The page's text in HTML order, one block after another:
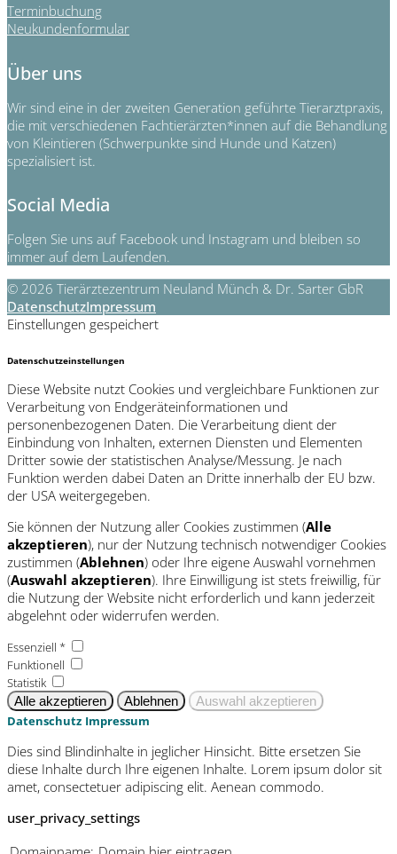
Terminbuchung
Neukundenformular
Über uns
Wir sind eine in der zweiten Generation geführte Tierarztpraxis,
die mit verschiedenen Fachtierärzten*innen auf die Behandlung
von Kleintieren (Schwerpunkte sind Hunde und Katzen)
spezialisiert ist.
Social Media
Folgen Sie uns auf Facebook und Instagram und bleiben so
immer auf dem Laufenden.
© 2026 Tierärztezentrum Neuland Münch & Dr. Sarter GbR
DatenschutzImpressum
Einstellungen gespeichert
Datenschutzeinstellungen
Diese Website nutzt Cookies und vergleichbare Funktionen zur
Verarbeitung von Endgeräteinformationen und
personenbezogenen Daten. Die Verarbeitung dient der
Einbindung von Inhalten, externen Diensten und Elementen
Dritter sowie der statistischen Analyse/Messung. Je nach
Funktion werden dabei Daten an Dritte innerhalb der EU bzw.
der USA weitergegeben.
Sie können der Nutzung aller Cookies zustimmen (Alle
akzeptieren), nur der Nutzung technisch notwendiger Cookies
zustimmen (Ablehnen) oder Ihre eigene Auswahl vornehmen
(Auswahl akzeptieren). Ihre Einwilligung ist stets freiwillig, für
die Nutzung der Website nicht erforderlich und kann jederzeit
abgelehnt oder widerrufen werden.
Essenziell *
Funktionell
Statistik
Datenschutz Impressum
Dies sind Blindinhalte in jeglicher Hinsicht. Bitte ersetzen Sie
diese Inhalte durch Ihre eigenen Inhalte. Lorem ipsum dolor sit
amet, consectetuer adipiscing elit. Aenean commodo.
user_privacy_settings